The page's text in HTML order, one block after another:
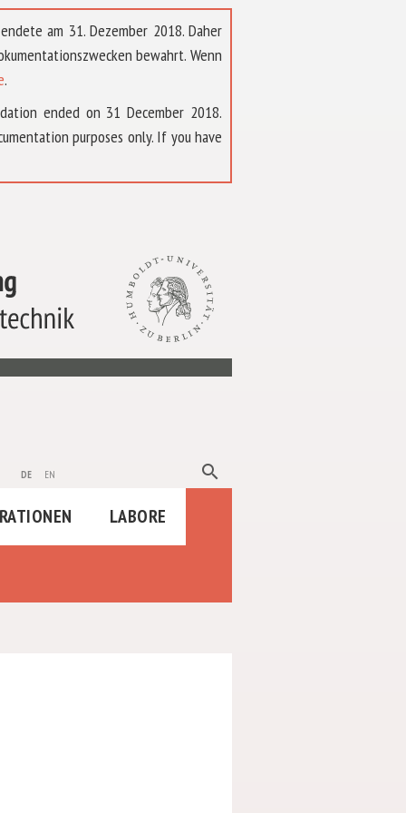
am 31. Dezember 2018. Daher
bewahrt. Wenn
.
ended on 31 December 2018.
purposes only. If you have
de en search
LABORE